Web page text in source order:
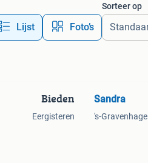
Lijst Foto’s
Sorteer op
Bieden
Eergisteren
Sandra
's-Gravenhage